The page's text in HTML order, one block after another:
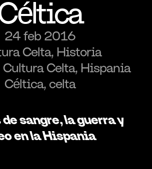
24 feb 2016
Celta, Historia
Celta, Hispania
Céltica, celta
sangre, la guerra y
en la Hispania